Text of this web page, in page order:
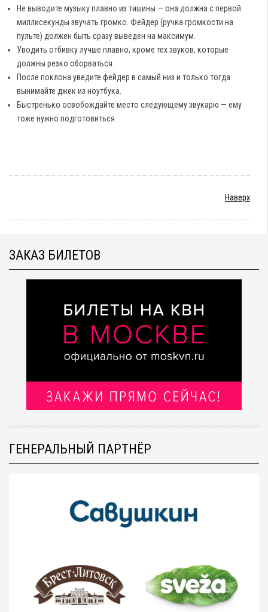
Не выводите музыку плавно из тишины — она должна с первой
миллисекунды звучать громко. Фейдер (ручка громкости на
пульте) должен быть сразу выведен на максимум.
Уводить отбивку лучше плавно, кроме тех звуков, которые
должны резко оборваться.
После поклона уведите фейдер в самый низ и только тогда
вынимайте джек из ноутбука.
Быстренько освобождайте место следующему звукарю — ему
тоже нужно подготовиться.
Наверх
ЗАКАЗ БИЛЕТОВ
ГЕНЕРАЛЬНЫЙ ПАРТНЁР